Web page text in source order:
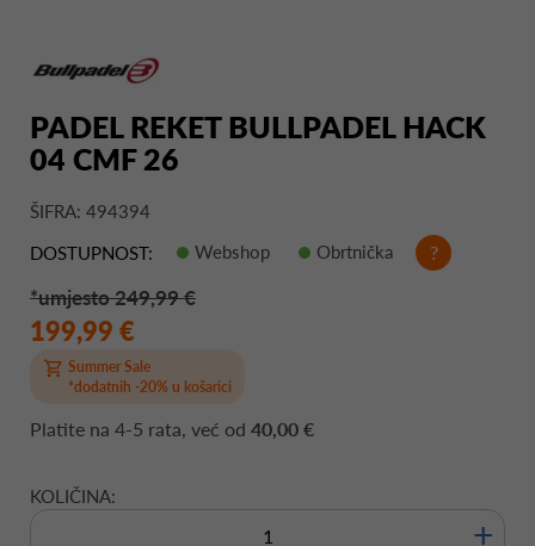
PADEL REKET BULLPADEL HACK
04 CMF 26
ŠIFRA: 494394
DOSTUPNOST:
Webshop Obrtnička ?
*umjesto 249,99 €
199,99 €
Summer Sale
*dodatnih -20% u košarici
Platite na 4-5 rata, već od 40,00 €
KOLIČINA:
+